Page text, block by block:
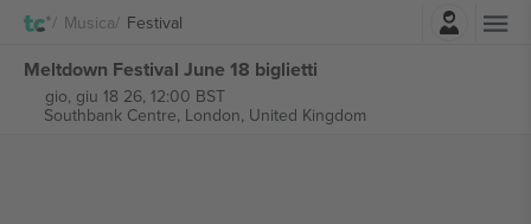
Musica Festival
Meltdown Festival June 18 biglietti
gio, giu 18 26, 12:00 BST
Southbank Centre, London, United Kingdom